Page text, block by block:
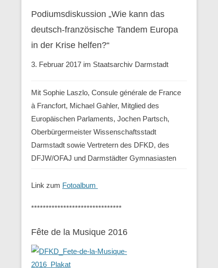
Podiumsdiskussion „Wie kann das
deutsch-französische Tandem Europa
in der Krise helfen?“
3. Februar 2017 im Staatsarchiv Darmstadt
Mit Sophie Laszlo, Consule générale de France
à Francfort, Michael Gahler, Mitglied des
Europäischen Parlaments, Jochen Partsch,
Oberbürgermeister Wissenschaftsstadt
Darmstadt sowie Vertretern des DFKD, des
DFJW/OFAJ und Darmstädter Gymnasiasten
Link zum Fotoalbum
*******************************
Fête de la Musique 2016